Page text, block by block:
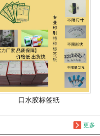
口水胶标签纸
更多